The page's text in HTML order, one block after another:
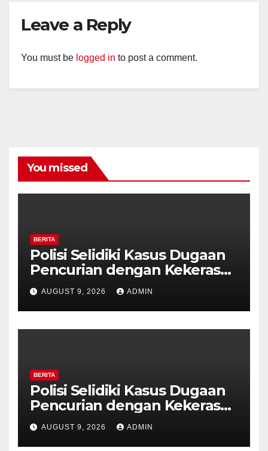
Leave a Reply
You must be logged in to post a comment.
You missed
BERITA
Polisi Selidiki Kasus Dugaan
Pencurian dengan Kekerasan
di Counter HP Royal Phone
Ambarawa.
AUGUST 9, 2026 ADMIN
BERITA
Polisi Selidiki Kasus Dugaan
Pencurian dengan Kekerasan
di Counter HP Royal Phone
Ambarawa.
AUGUST 9, 2026 ADMIN